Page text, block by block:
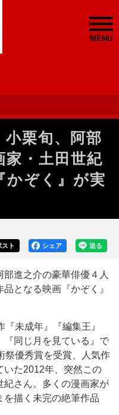
MENU
小栗旬、阿部
・土田世紀
かぞく』が実
送る
シェア
スト
進之介の豪華俳優４人
となる映画『かぞく』
未成年』『編集王』
『同じ月を見ている』で
祭優秀賞を受賞、人気作
いた2012年、突然この
紀さん。多くの漫画家が
を描く未完の絶筆作品